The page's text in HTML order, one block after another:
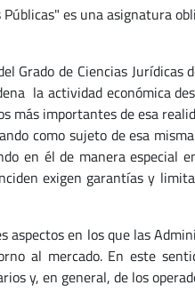
es una asignatura
Grado de Ciencias Jurídicas
la actividad económica
más importantes de esa
como sujeto de esa
en él de manera especial
exigen garantías y
en los que las
al mercado. En este
y, en general, de los